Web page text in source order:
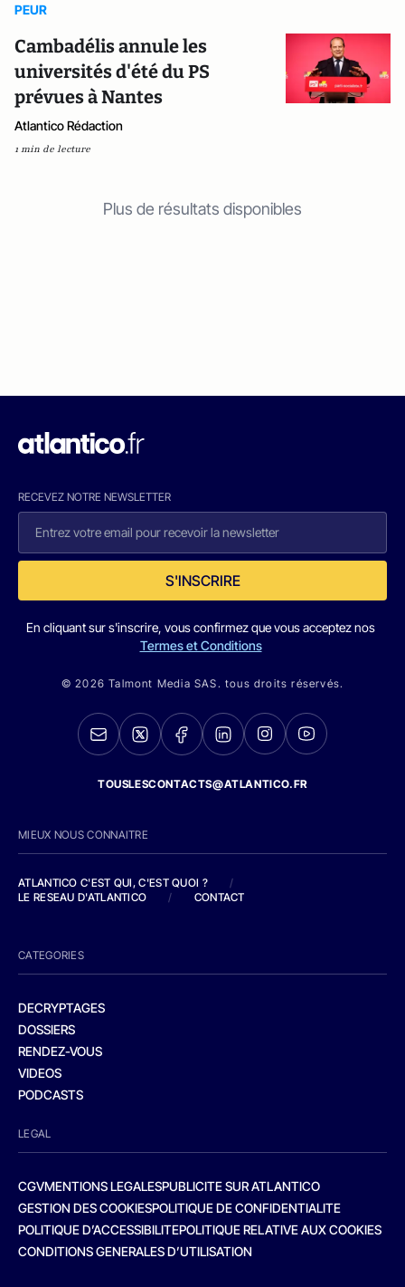
PEUR
Cambadélis annule les
universités d'été du PS
prévues à Nantes
Atlantico Rédaction
1 min de lecture
Plus de résultats disponibles
RECEVEZ NOTRE NEWSLETTER
S'INSCRIRE
En cliquant sur s'inscrire, vous confirmez que vous acceptez nos
Termes et Conditions
© 2026 Talmont Media SAS. tous droits réservés.
TOUSLESCONTACTS@ATLANTICO.FR
MIEUX NOUS CONNAITRE
ATLANTICO C'EST QUI, C'EST QUOI ?
/
LE RESEAU D'ATLANTICO
/ CONTACT
CATEGORIES
DECRYPTAGES
DOSSIERS
RENDEZ-VOUS
VIDEOS
PODCASTS
LEGAL
CGVMENTIONS LEGALESPUBLICITE SUR ATLANTICO
GESTION DES COOKIESPOLITIQUE DE CONFIDENTIALITE
POLITIQUE D’ACCESSIBILITEPOLITIQUE RELATIVE AUX COOKIES
CONDITIONS GENERALES D’UTILISATION